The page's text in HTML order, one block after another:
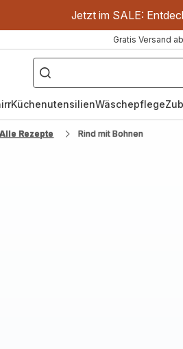
Jetzt im SALE:
Gratis Versand
["OptiGrill","Easy
Fry","Pfanne"]
KüchenutensilienWäschepflege
Alle Rezepte Rind mit Bohnen